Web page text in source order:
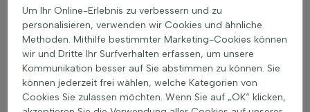
Pflege und Rückschnitt der Kreuzblume – ein
praktischer Leitfaden
Die Phuopsis, auch bekannt als Duftsteinrich, ist eine
mehrjährige Pflanze, die sich hervorragend als Bodendecker
eignet. Diese robuste Pflanze ist winterhart und verbreitet sich
schnell, was sie ideal für Naturgärten und Beetränder macht.
Um Ihr Online-Erlebnis zu verbessern und zu
personalisieren, verwenden wir Cookies und ähnliche
Methoden. Mithilfe bestimmter Marketing-Cookies können
wir und Dritte Ihr Surfverhalten erfassen, um unsere
Kommunikation besser auf Sie abstimmen zu können. Sie
können jederzeit frei wählen, welche Kategorien von
Cookies Sie zulassen möchten. Wenn Sie auf „OK“ klicken,